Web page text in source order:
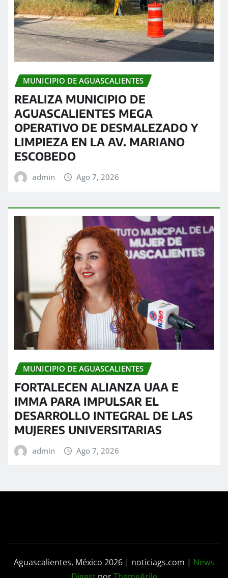
MUNICIPIO DE AGUASCALIENTES
REALIZA MUNICIPIO DE
AGUASCALIENTES MEGA
OPERATIVO DE DESMALEZADO Y
LIMPIEZA EN LA AV. MARIANO
ESCOBEDO
admin Ago 7, 2026
MUNICIPIO DE AGUASCALIENTES
FORTALECEN ALIANZA UAA E
IMMA PARA IMPULSAR EL
DESARROLLO INTEGRAL DE LAS
MUJERES UNIVERSITARIAS
admin Ago 7, 2026
Aguascalientes, México 2026 | noticiags.com | News